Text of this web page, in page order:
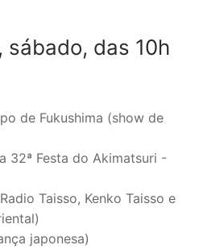
sábado, das 10h
de Fukushima (show de
32ª Festa do Akimatsuri -
Taisso, Kenko Taisso e
japonesa)